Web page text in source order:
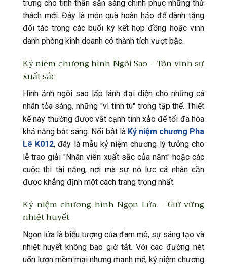
trưng cho tinh thần sẵn sàng chinh phục những thử
thách mới. Đây là món quà hoàn hảo để dành tặng
đối tác trong các buổi ký kết hợp đồng hoặc vinh
danh phòng kinh doanh có thành tích vượt bậc.
Kỷ niệm chương hình Ngôi Sao – Tôn vinh sự
xuất sắc
Hình ảnh ngôi sao lấp lánh đại diện cho những cá
nhân tỏa sáng, những "vì tinh tú" trong tập thể. Thiết
kế này thường được vắt cạnh tinh xảo để tối đa hóa
khả năng bắt sáng. Nổi bật là Kỷ niệm chương Pha
Lê K012, đây là mẫu kỷ niệm chương lý tưởng cho
lễ trao giải "Nhân viên xuất sắc của năm" hoặc các
cuộc thi tài năng, nơi mà sự nỗ lực cá nhân cần
được khẳng định một cách trang trọng nhất.
Kỷ niệm chương hình Ngọn Lửa – Giữ vững
nhiệt huyết
Ngọn lửa là biểu tượng của đam mê, sự sáng tạo và
nhiệt huyết không bao giờ tắt. Với các đường nét
uốn lượn mềm mại nhưng mạnh mẽ, kỷ niệm chương